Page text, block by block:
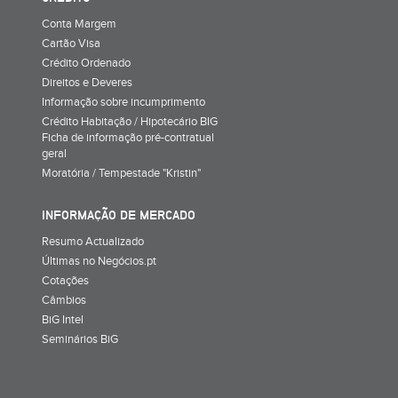
Conta Margem
Cartão Visa
Crédito Ordenado
Direitos e Deveres
Informação sobre incumprimento
Crédito Habitação / Hipotecário BIG
Ficha de informação pré-contratual
geral
Moratória / Tempestade "Kristin"
INFORMAÇÃO DE MERCADO
Resumo Actualizado
Últimas no Negócios.pt
Cotações
Câmbios
BiG Intel
Seminários BiG